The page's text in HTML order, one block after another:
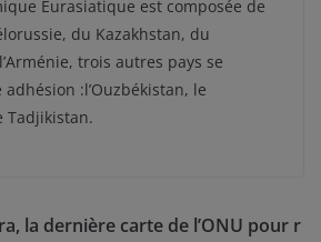
Eurasiatique est composée de
du Kazakhstan, du
trois autres pays se
:l’Ouzbékistan, le
Tadjikistan.
la dernière carte de l’ONU pour r